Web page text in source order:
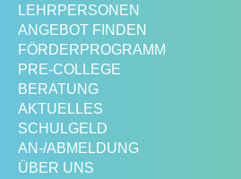
LEHRPERSONEN
ANGEBOT FINDEN
FÖRDERPROGRAMM
PRE-COLLEGE
BERATUNG
AKTUELLES
SCHULGELD
AN-/ABMELDUNG
ÜBER UNS